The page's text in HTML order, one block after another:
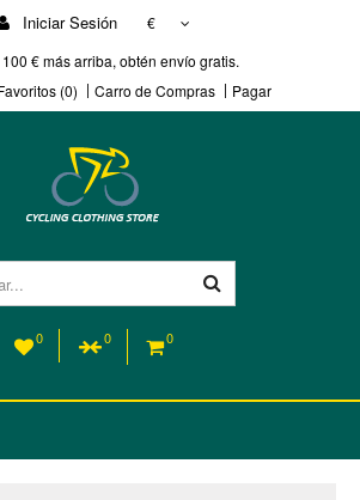
Iniciar Sesión
€
€ más arriba, obtén envío gratis.
(0) Carro de Compras Pagar
0 0 0